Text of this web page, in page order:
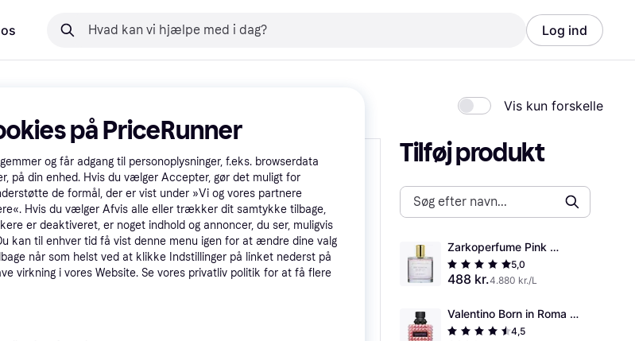
Log ind
Vis kun forskelle
Tilføj produkt
Zarkoperfume Pink
Molecule 090.09 EdP
100ml
5,0
488 kr.4.880 kr./L
Valentino Born in Roma
Donna EdP 30ml
4,5
på PriceRunner
og får adgang til personoplysninger, f.eks. browserdata
på din enhed. Hvis du vælger Accepter, gør det muligt for
de formål, der er vist under »Vi og vores partnere
Hvis du vælger Afvis alle eller trækker dit samtykke tilbage,
er deaktiveret, er noget indhold og annoncer, du ser, muligvis
kan til enhver tid få vist denne menu igen for at ændre dine valg
når som helst ved at klikke Indstillinger på linket nederst på
virkning i vores Website. Se vores privatliv politik for at få flere